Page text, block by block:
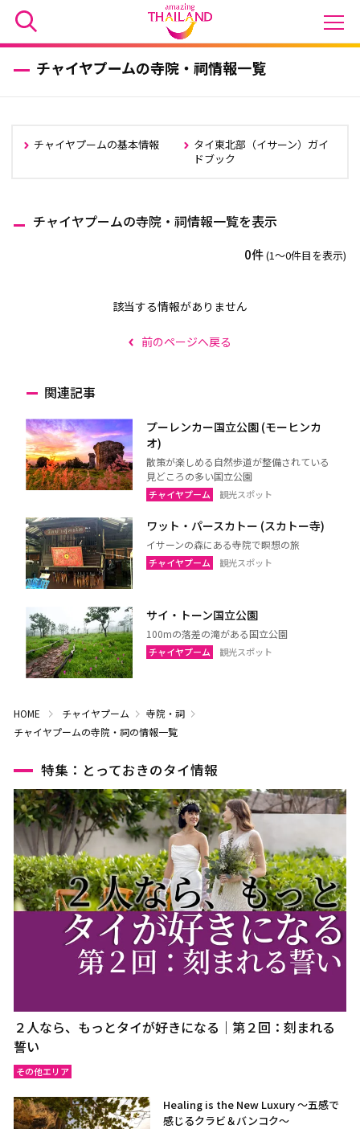
チャイヤプームの寺院・祠情報一覧
チャイヤプームの基本情報
タイ東北部（イサーン）ガイ
ドブック
チャイヤプームの寺院・祠情報一覧を表示
0件(1〜0件目を表示)
該当する情報がありません
前のページへ戻る
関連記事
プーレンカー国立公園 (モーヒンカ
オ)
散策が楽しめる自然歩道が整備されている
見どころの多い国立公園
チャイヤプーム 観光スポット
ワット・パースカトー (スカトー寺)
イサーンの森にある寺院で瞑想の旅
チャイヤプーム 観光スポット
サイ・トーン国立公園
100mの落差の滝がある国立公園
チャイヤプーム 観光スポット
HOME チャイヤプーム
寺院・祠
チャイヤプームの寺院・祠の情報一覧
特集：とっておきのタイ情報
２人なら、もっとタイが好きになる｜第２回：刻まれる
誓い
その他エリア
Healing is the New Luxury ～五感で
感じるクラビ＆バンコク～